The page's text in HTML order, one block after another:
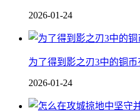
2026-01-24
为了得到影之刃3中的铜
2026-01-24